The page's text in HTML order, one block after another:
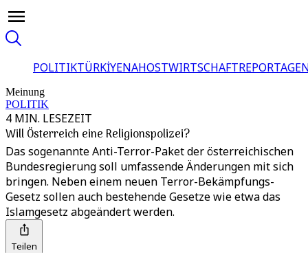
POLITIKTÜRKİYENAHOSTWIRTSCHAFT
Meinung
POLITIK
4 MIN. LESEZEIT
Will Österreich eine Religionspolizei?
Das sogenannte Anti-Terror-Paket der österreichischen
Bundesregierung soll umfassende Änderungen mit sich
bringen. Neben einem neuen Terror-Bekämpfungs-
Gesetz sollen auch bestehende Gesetze wie etwa das
Islamgesetz abgeändert werden.
Teilen